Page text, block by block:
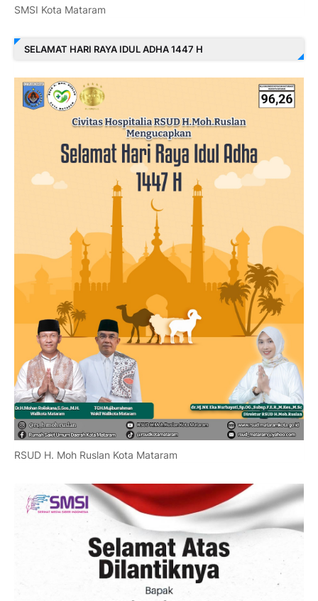
SMSI Kota Mataram
SELAMAT HARI RAYA IDUL ADHA 1447 H
RSUD H. Moh Ruslan Kota Mataram